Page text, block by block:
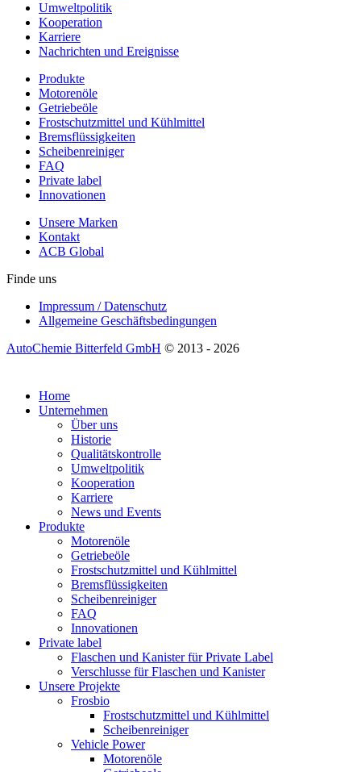
Umweltpolitik
Kooperation
Karriere
Nachrichten und Ereignisse
Produkte
Motorenöle
Getriebeöle
Frostschutzmittel und Kühlmittel
Bremsflüssigkeiten
Scheibenreiniger
FAQ
Private label
Innovationen
Unsere Marken
Kontakt
ACB Global
Finde uns
Impressum / Datenschutz
Allgemeine Geschäftsbedingungen
AutoChemie Bitterfeld GmbH © 2013 - 2026
Home
Unternehmen
Über uns
Historie
Qualitätskontrolle
Umweltpolitik
Kooperation
Karriere
News und Events
Produkte
Motorenöle
Getriebeöle
Frostschutzmittel und Kühlmittel
Bremsflüssigkeiten
Scheibenreiniger
FAQ
Innovationen
Private label
Flaschen und Kanister für Private Label
Verschlusse für Flaschen und Kanister
Unsere Projekte
Frosbio
Frostschutzmittel und Kühlmittel
Scheibenreiniger
Vehicle Power
Motorenöle